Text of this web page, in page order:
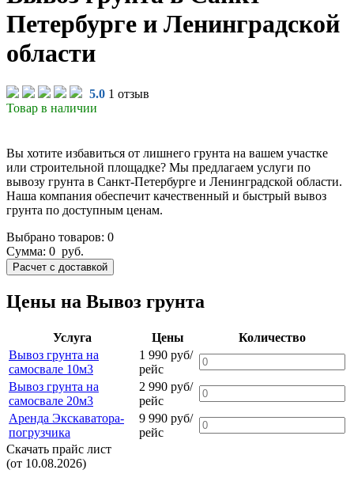
Петербурге и Ленинградской
области
5.0 1 отзыв
Товар в наличии
Вы хотите избавиться от лишнего грунта на вашем участке
или строительной площадке? Мы предлагаем услуги по
вывозу грунта в Санкт-Петербурге и Ленинградской области.
Наша компания обеспечит качественный и быстрый вывоз
грунта по доступным ценам.
Выбрано товаров: 0
Сумма: 0 руб.
Цены на Вывоз грунта
Услуга Цены
Количество
Вывоз грунта на
самосвале 10м3
1 990 руб/
рейс
Вывоз грунта на
самосвале 20м3
2 990 руб/
рейс
Аренда Экскаватора-
погрузчика
9 990 руб/
рейс
Скачать прайс лист
(от 10.08.2026)